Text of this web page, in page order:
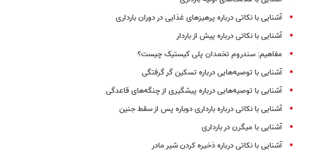
آشنایی با نکاتی درباره پرهیزهای غذایی در دوران بارداری
آشنایی با نکاتی درباره پیش از باردار
مفاهیم: سندروم تخمدان پلی کیستیک چیست؟
آشنایی با توصیه‌هایی درباره تسکین گر گرفتگی
آشنایی با توصیه‌هایی درباره پیشگیری از چنگه‌های قاعدگی
آشنایی با نکاتی درباره بارداری دوباره پس از سقط جنین
آشنایی با میگرن در بارداری
آشنایی با نکاتی درباره ذخیره کردن شیر مادر